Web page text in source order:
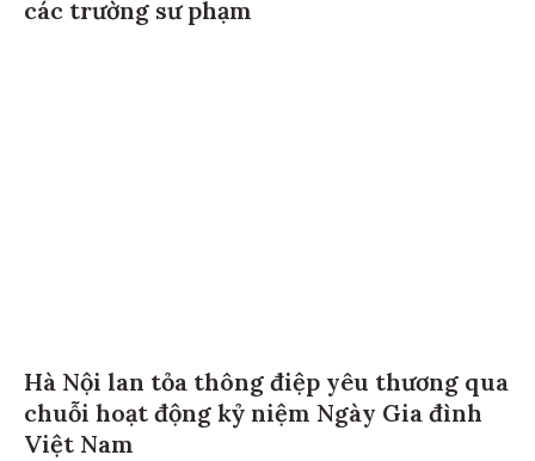
các trường sư phạm
Hà Nội lan tỏa thông điệp yêu thương qua
chuỗi hoạt động kỷ niệm Ngày Gia đình
Việt Nam